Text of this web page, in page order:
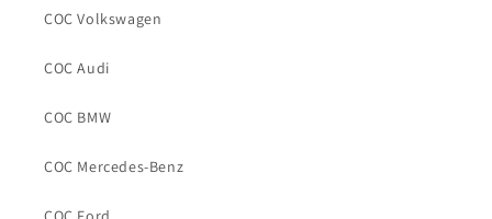
COC Volkswagen
COC Audi
COC BMW
COC Mercedes-Benz